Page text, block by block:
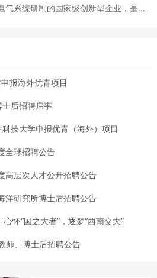
气系统研制的国家级创新型企业，是西
用、变流及网络控制、智能运维等技
报海外优青项目
后招聘启事
技大学申报优青（海外）项目
全球招聘公告
高层次人才公开招聘公告
洋研究所博士后招聘公告
怀“国之大者”，逐梦“西南交大”
师、博士后招聘公告